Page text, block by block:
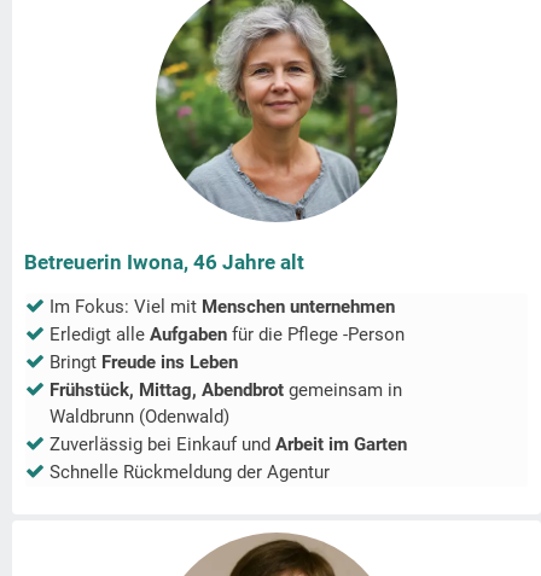
Betreuerin Iwona, 46 Jahre alt
Im Fokus: Viel mit Menschen unternehmen
Erledigt alle Aufgaben für die Pflege -Person
Bringt Freude ins Leben
Frühstück, Mittag, Abendbrot gemeinsam in
Waldbrunn (Odenwald)
Zuverlässig bei Einkauf und Arbeit im Garten
Schnelle Rückmeldung der Agentur